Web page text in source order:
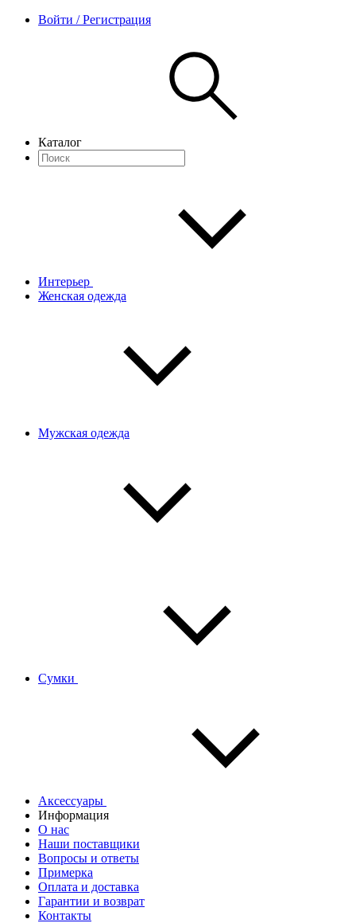
Войти / Регистрация
Каталог
Интерьер
Женская одежда
Мужская одежда
Сумки
Аксессуары
Информация
О нас
Наши поставщики
Вопросы и ответы
Примерка
Оплата и доставка
Гарантии и возврат
Контакты